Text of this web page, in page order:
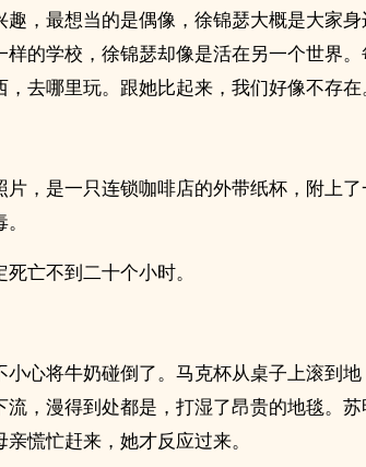
，最想当的是偶像，徐锦瑟大概是大家身
的学校，徐锦瑟却像是活在另一个世界
去哪里玩。跟她比起来，我们好像不存在
，是一只连锁咖啡店的外带纸杯，附上了
亡不到二十个小时。
心将牛奶碰倒了。马克杯从桌子上滚到地
，漫得到处都是，打湿了昂贵的地毯。苏
慌忙赶来，她才反应过来。